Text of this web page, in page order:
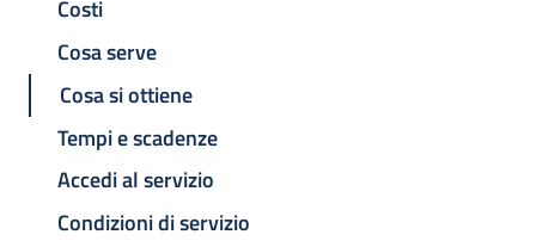
Costi
Cosa serve
Cosa si ottiene
Tempi e scadenze
Accedi al servizio
Condizioni di servizio